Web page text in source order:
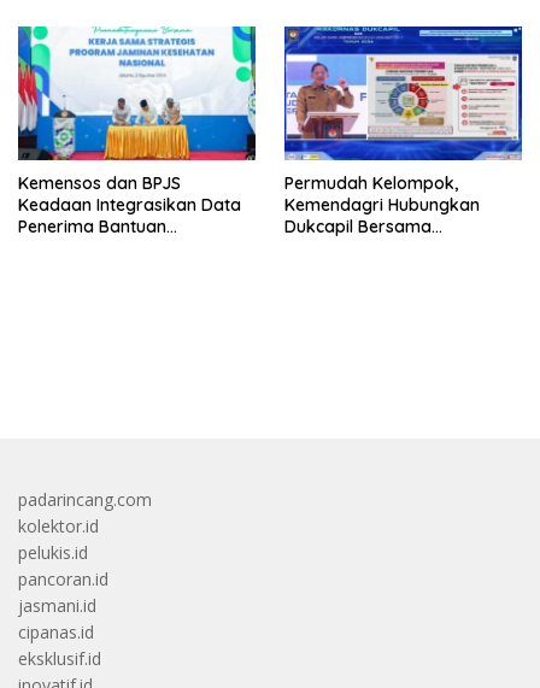
Kemensos dan BPJS
Keadaan Integrasikan Data
Penerima Bantuan
Permudah Kelompok,
Kemendagri Hubungkan
Dukcapil Bersama
padarincang.com
kolektor.id
pelukis.id
pancoran.id
jasmani.id
cipanas.id
eksklusif.id